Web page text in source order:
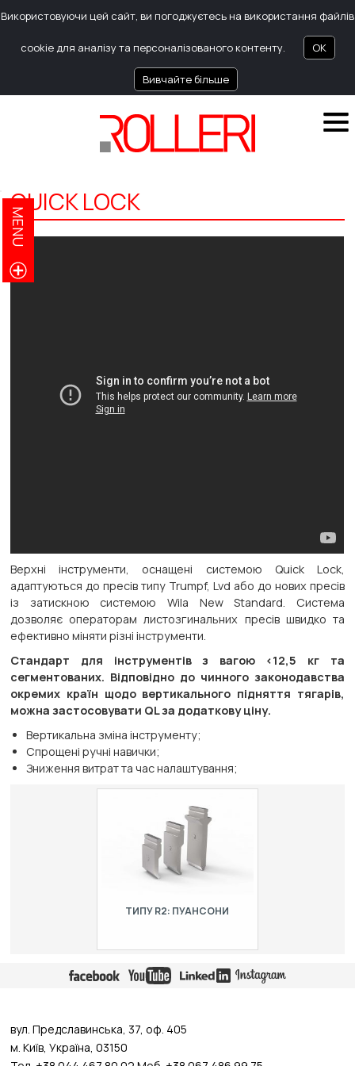
Використовуючи цей сайт, ви погоджуєтесь на використання файлів
cookie для аналізу та персоналізованого контенту. OK
Вивчайте більше
QUICK LOCK
Верхні інструменти, оснащені системою Quick Lock,
адаптуються до пресів типу Trumpf, Lvd або до нових пресів
із затискною системою Wila New Standard. Система
дозволяє операторам листозгинальних пресів швидко та
ефективно міняти різні інструменти.
Стандарт для інструментів з вагою <12,5 кг та
сегментованих. Відповідно до чинного законодавства
окремих країн щодо вертикального підняття тягарів,
можна застосовувати QL за додаткову ціну.
Вертикальна зміна інструменту;
Спрощені ручні навички;
Зниження витрат та час налаштування;
TИПУ R2: ПУАНСОНИ
пресами: LVD,Trumpf,Darley, Safan
and NSCL.
MENU
вул. Предславинська, 37, оф. 405
м. Київ, Україна, 03150